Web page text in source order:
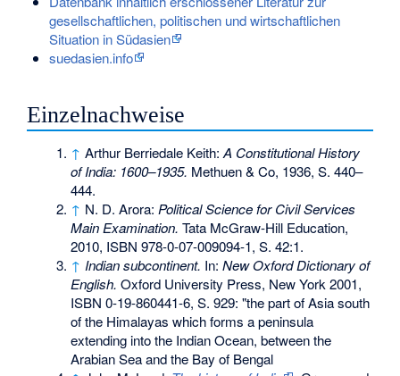
gesellschaftlichen, politischen und wirtschaftlichen
Situation in Südasien
suedasien.info
Einzelnachweise
↑ Arthur Berriedale Keith:A Constitutional History
of India: 1600–1935. Methuen & Co, 1936, S. 440–
444.
↑ N. D. Arora:Political Science for Civil Services
Main Examination. Tata McGraw-Hill Education,
2010, ISBN 978-0-07-009094-1, S. 42:1.
↑ Indian subcontinent. In:New Oxford Dictionary of
English. Oxford University Press, New York 2001,
ISBN 0-19-860441-6, S. 929: "the part of Asia south
of the Himalayas which forms a peninsula
extending into the Indian Ocean, between the
Arabian Sea and the Bay of Bengal